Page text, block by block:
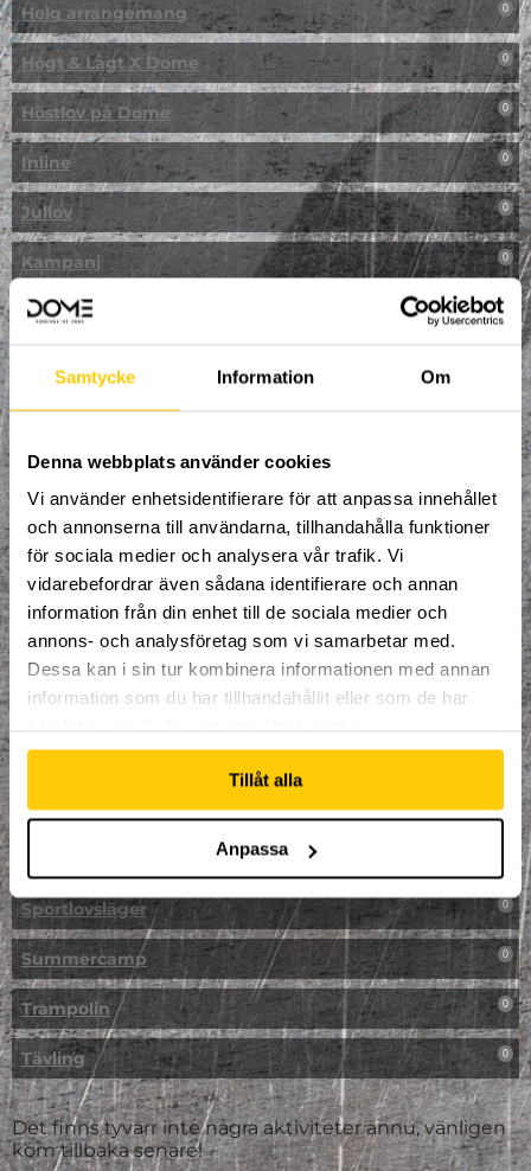
Samtycke Information Om
Denna webbplats använder cookies
Vi använder enhetsidentifierare för att anpassa innehållet
och annonserna till användarna, tillhandahålla funktioner
för sociala medier och analysera vår trafik. Vi
vidarebefordrar även sådana identifierare och annan
information från din enhet till de sociala medier och
annons- och analysföretag som vi samarbetar med.
Dessa kan i sin tur kombinera informationen med annan
information som du har tillhandahållit eller som de har
Tillåt alla
Anpassa
Helg arrangemang 0
Högt & Lågt X Dome 0
Höstlov på Dome 0
Inline 0
Jullov 0
Kampanj 0
Kickbike 0
Klättring
LAN
Multisport
Mässa
NPF-Träning
Parkour
Påsk på Dome
Påsklovsläger 0
Skateboard 0
Sportlovsläger 0
Summercamp 0
Trampolin 0
Tävling 0
Det finns tyvärr inte några aktiviteter ännu, vänligen
kom tillbaka senare!